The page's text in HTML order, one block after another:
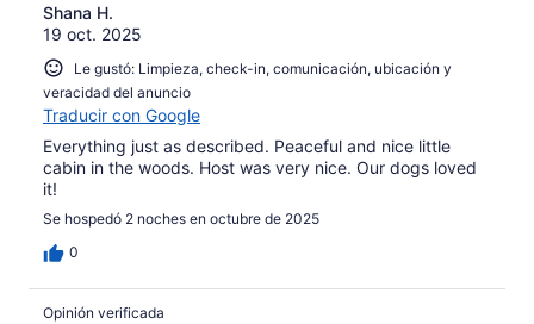
Shana H.
19 oct. 2025
Le gustó: Limpieza, check-in, comunicación, ubicación y
veracidad del anuncio
Traducir con Google
Everything just as described. Peaceful and nice little
cabin in the woods. Host was very nice. Our dogs loved
it!
Se hospedó 2 noches en octubre de 2025
0
Opinión verificada